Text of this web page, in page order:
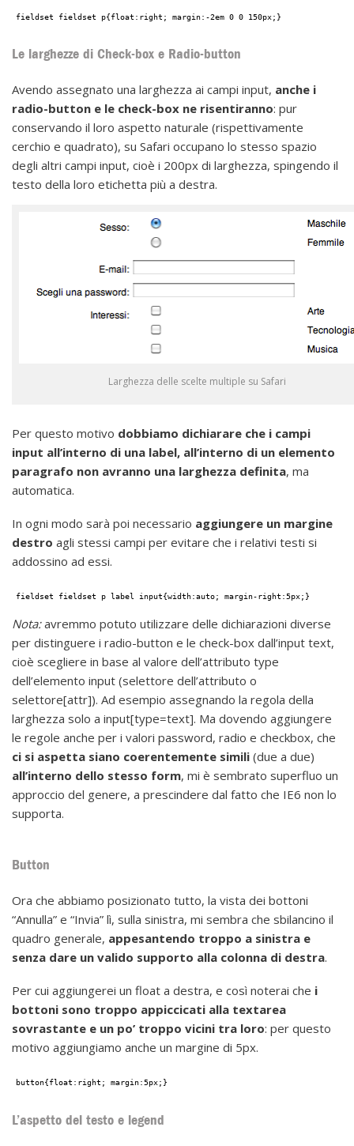
fieldset fieldset p{float:right; margin:-2em 0 0 150px;}
Le larghezze di Check-box e Radio-button
Avendo assegnato una larghezza ai campi input, anche i
radio-button e le check-box ne risentiranno: pur
conservando il loro aspetto naturale (rispettivamente
cerchio e quadrato), su Safari occupano lo stesso spazio
degli altri campi input, cioè i 200px di larghezza, spingendo il
testo della loro etichetta più a destra.
Larghezza delle scelte multiple su Safari
Per questo motivo dobbiamo dichiarare che i campi
input all’interno di una label, all’interno di un elemento
paragrafo non avranno una larghezza definita, ma
automatica.
In ogni modo sarà poi necessario aggiungere un margine
destro agli stessi campi per evitare che i relativi testi si
addossino ad essi.
fieldset fieldset p label input{width:auto; margin-right:5px;}
Nota:avremmo potuto utilizzare delle dichiarazioni diverse
per distinguere i radio-button e le check-box dall’input text,
cioè scegliere in base al valore dell’attributo type
dell’elemento input (selettore dell’attributo o
selettore[attr]). Ad esempio assegnando la regola della
larghezza solo a input[type=text]. Ma dovendo aggiungere
le regole anche per i valori password, radio e checkbox, che
ci si aspetta siano coerentemente simili (due a due)
all’interno dello stesso form, mi è sembrato superfluo un
approccio del genere, a prescindere dal fatto che IE6 non lo
supporta.
Button
Ora che abbiamo posizionato tutto, la vista dei bottoni
“Annulla” e “Invia” lì, sulla sinistra, mi sembra che sbilancino il
quadro generale, appesantendo troppo a sinistra e
senza dare un valido supporto alla colonna di destra.
Per cui aggiungerei un float a destra, e così noterai che i
bottoni sono troppo appiccicati alla textarea
sovrastante e un po’ troppo vicini tra loro: per questo
motivo aggiungiamo anche un margine di 5px.
button{float:right; margin:5px;}
L’aspetto del testo e legend